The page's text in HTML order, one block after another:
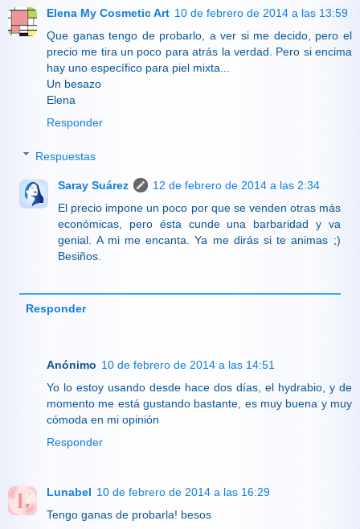
Elena My Cosmetic Art 10 de febrero de 2014 a las 13:59
Que ganas tengo de probarlo, a ver si me decido, pero el
precio me tira un poco para atrás la verdad. Pero si encima
hay uno específico para piel mixta...
Un besazo
Elena
Responder
Respuestas
Saray Suárez
12 de febrero de 2014 a las 2:34
El precio impone un poco por que se venden otras más
económicas, pero ésta cunde una barbaridad y va
genial. A mi me encanta. Ya me dirás si te animas ;)
Besiños.
Responder
Anónimo 10 de febrero de 2014 a las 14:51
Yo lo estoy usando desde hace dos días, el hydrabio, y de
momento me está gustando bastante, es muy buena y muy
cómoda en mi opinión
Responder
Lunabel 10 de febrero de 2014 a las 16:29
Tengo ganas de probarla! besos